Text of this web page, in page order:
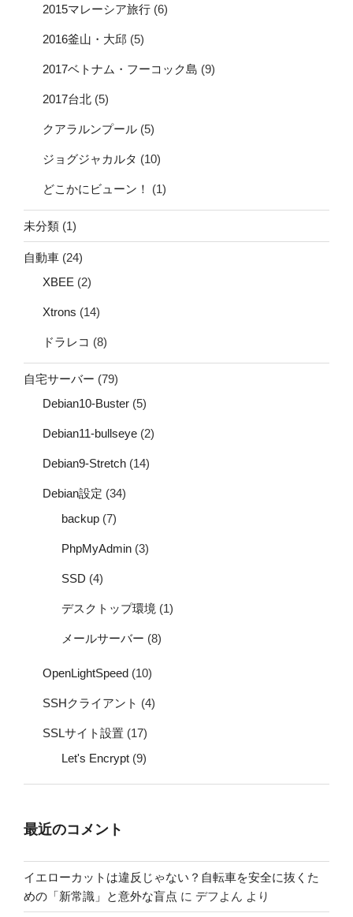
2015マレーシア旅行 (6)
2016釜山・大邱 (5)
2017ベトナム・フーコック島 (9)
2017台北 (5)
クアラルンプール (5)
ジョグジャカルタ (10)
どこかにビューン！ (1)
未分類 (1)
自動車 (24)
XBEE (2)
Xtrons (14)
ドラレコ (8)
自宅サーバー (79)
Debian10-Buster (5)
Debian11-bullseye (2)
Debian9-Stretch (14)
Debian設定 (34)
backup (7)
PhpMyAdmin (3)
SSD (4)
デスクトップ環境 (1)
メールサーバー (8)
OpenLightSpeed (10)
SSHクライアント (4)
SSLサイト設置 (17)
Let's Encrypt (9)
最近のコメント
イエローカットは違反じゃない？自転車を安全に抜くた
めの「新常識」と意外な盲点 に デフよん より